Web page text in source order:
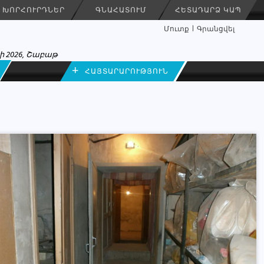
ԽՈՐՀՈՒՐԴՆԵՐ ԳՆԱՀԱՏՈՒՄ ՀԵՏԱԴԱՐՁ ԿԱՊ
Մուտք Գրանցվել
2026, Շաբաթ
+ ՀԱՅՏԱՐԱՐՈՒԹՅՈՒՆ